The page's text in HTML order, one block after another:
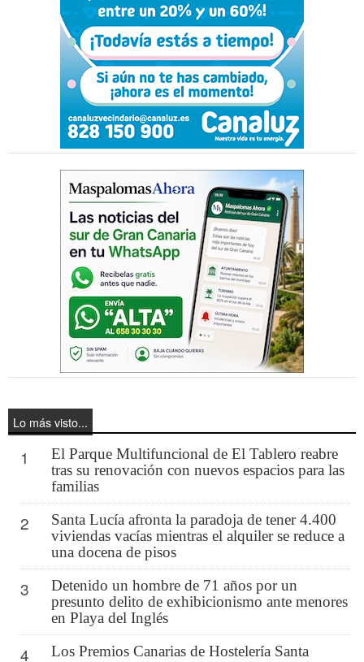
Lo más visto...
1
El Parque Multifuncional de El Tablero reabre
tras su renovación con nuevos espacios para las
familias
2
Santa Lucía afronta la paradoja de tener 4.400
viviendas vacías mientras el alquiler se reduce a
una docena de pisos
3
Detenido un hombre de 71 años por un
presunto delito de exhibicionismo ante menores
en Playa del Inglés
4
Los Premios Canarias de Hostelería Santa